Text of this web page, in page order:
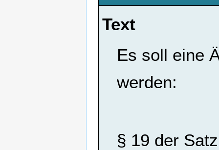
Text
Es soll eine
werden:
§ 19 der